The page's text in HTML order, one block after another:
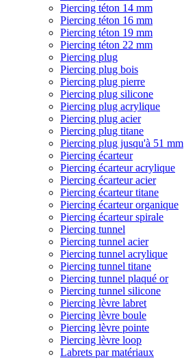
Piercing téton 14 mm
Piercing téton 16 mm
Piercing téton 19 mm
Piercing téton 22 mm
Piercing plug
Piercing plug bois
Piercing plug pierre
Piercing plug silicone
Piercing plug acrylique
Piercing plug acier
Piercing plug titane
Piercing plug jusqu'à 51 mm
Piercing écarteur
Piercing écarteur acrylique
Piercing écarteur acier
Piercing écarteur titane
Piercing écarteur organique
Piercing écarteur spirale
Piercing tunnel
Piercing tunnel acier
Piercing tunnel acrylique
Piercing tunnel titane
Piercing tunnel plaqué or
Piercing tunnel silicone
Piercing lèvre labret
Piercing lèvre boule
Piercing lèvre pointe
Piercing lèvre loop
Labrets par matériaux